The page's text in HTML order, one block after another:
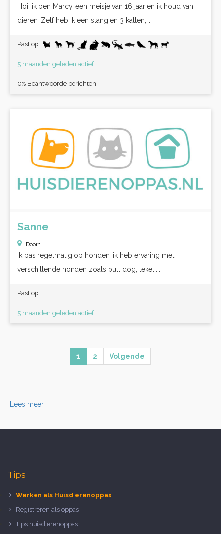
Hoii ik ben Marcy, een meisje van 16 jaar en ik houd van
dieren! Zelf heb ik een slang en 3 katten,...
Past op:
5 maanden geleden actief
0% Beantwoorde berichten
Sanne
Doorn
Ik pas regelmatig op honden, ik heb ervaring met
verschillende honden zoals bull dog, tekel,...
Past op:
5 maanden geleden actief
1 2 Volgende
Lees meer
Tips
Werken als Huisdierenoppas
Registreren als oppas
Tips huisdierenoppas